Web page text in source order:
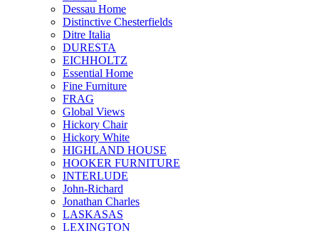
Dessau Home
Distinctive Chesterfields
Ditre Italia
DURESTA
EICHHOLTZ
Essential Home
Fine Furniture
FRAG
Global Views
Hickory Chair
Hickory White
HIGHLAND HOUSE
HOOKER FURNITURE
INTERLUDE
John-Richard
Jonathan Charles
LASKASAS
LEXINGTON